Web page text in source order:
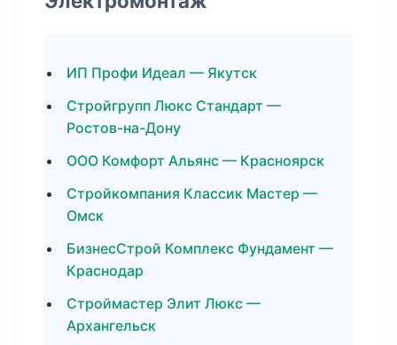
ИП Профи Идеал — Якутск
Стройгрупп Люкс Стандарт —
Ростов-на-Дону
ООО Комфорт Альянс — Красноярск
Стройкомпания Классик Мастер —
Омск
БизнесСтрой Комплекс Фундамент —
Краснодар
Строймастер Элит Люкс —
Архангельск